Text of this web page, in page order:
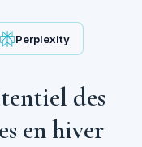
Perplexity
des
en hiver